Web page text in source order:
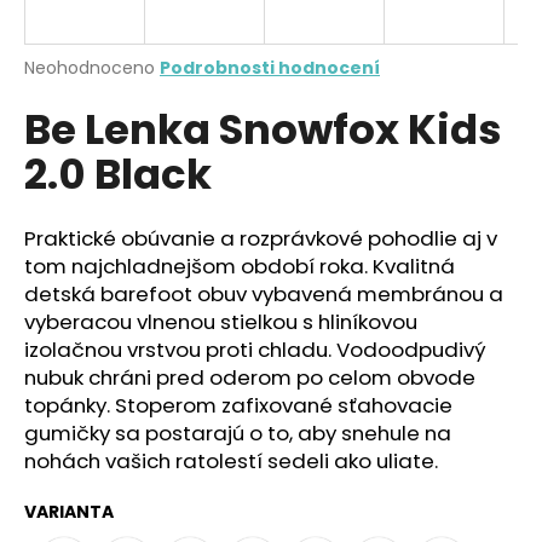
Průměrné
produktu
je
0,0
z
hvězdiček.
Neohodnoceno Podrobnosti hodnocení
Be Lenka Snowfox Kids
2.0 Black
Praktické obúvanie a rozprávkové pohodlie aj v
tom najchladnejšom období roka. Kvalitná
detská barefoot obuv vybavená membránou a
vyberacou vlnenou stielkou s hliníkovou
izolačnou vrstvou proti chladu. Vodoodpudivý
nubuk chráni pred oderom po celom obvode
topánky. Stoperom zafixované sťahovacie
gumičky sa postarajú o to, aby snehule na
nohách vašich ratolestí sedeli ako uliate.
VARIANTA
j
t
?
HLEDAT
D
o
p
o
u